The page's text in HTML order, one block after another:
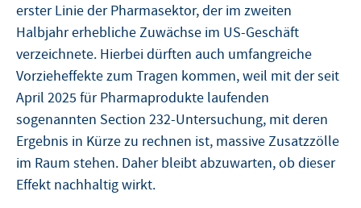
erster Linie der Pharmasektor, der im zweiten
Halbjahr erhebliche Zuwächse im US-Geschäft
verzeichnete. Hierbei dürften auch umfangreiche
Vorzieheffekte zum Tragen kommen, weil mit der seit
April 2025 für Pharmaprodukte laufenden
sogenannten Section 232-Untersuchung, mit deren
Ergebnis in Kürze zu rechnen ist, massive Zusatzzölle
im Raum stehen. Daher bleibt abzuwarten, ob dieser
Effekt nachhaltig wirkt.